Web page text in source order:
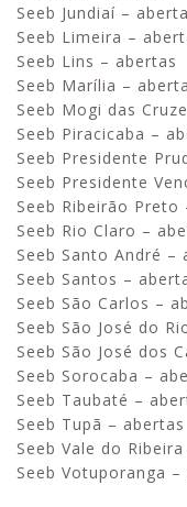
Seeb Jundiaí –
Seeb Limeira –
Seeb Lins – abertas
Seeb Marília –
Seeb Mogi das
Seeb Piracicaba –
Seeb Presidente
Seeb Presidente
Seeb Ribeirão Preto
Seeb Rio Claro –
Seeb Santo André –
Seeb Santos –
Seeb São Carlos –
Seeb São José do
Seeb São José dos
Seeb Sorocaba –
Seeb Taubaté –
Seeb Tupã – abertas
Seeb Vale do
Seeb Votuporanga –